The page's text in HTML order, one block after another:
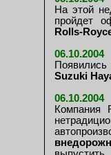
На этой
пройдет
Rolls-
06.10.2004
Suzuki
06.10.2004
Компания